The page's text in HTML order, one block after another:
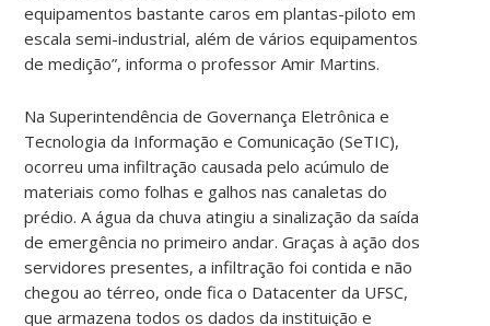
equipamentos bastante caros em plantas-piloto em
escala semi-industrial, além de vários equipamentos
de medição”, informa o professor Amir Martins.
Na Superintendência de Governança Eletrônica e
Tecnologia da Informação e Comunicação (SeTIC),
ocorreu uma infiltração causada pelo acúmulo de
materiais como folhas e galhos nas canaletas do
prédio. A água da chuva atingiu a sinalização da saída
de emergência no primeiro andar. Graças à ação dos
servidores presentes, a infiltração foi contida e não
chegou ao térreo, onde fica o Datacenter da UFSC,
que armazena todos os dados da instituição e